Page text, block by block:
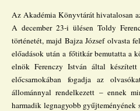
Az Akadémia Könyvtárát hivatalosan
A december 23-i ülésen Toldy
történetét, majd Bajza József olvasta
előadások után a főtitkár bemutatta a
elnök Ferenczy István által
előcsarnokában fogadja az
állománnyal rendelkezett – ennek
harmadik legnagyobb